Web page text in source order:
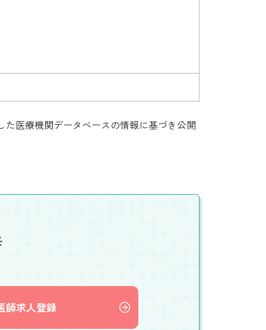
医療機関データベースの情報に基づき公開
師求人登録